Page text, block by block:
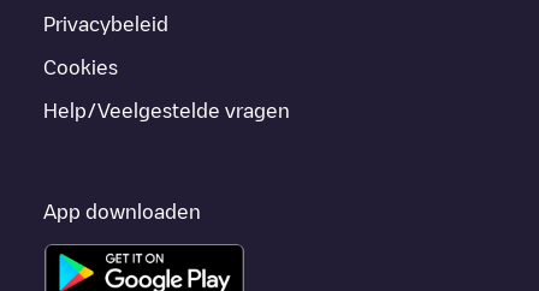
Privacybeleid
Cookies
Help/Veelgestelde vragen
App downloaden